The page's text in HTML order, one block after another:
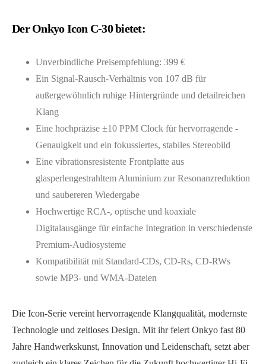
Der Onkyo Icon C-30 bietet:
Unverbindliche Preisempfehlung: 399 €
Ein Signal-Rausch-Verhältnis von 107 dB für
außergewöhnlich ruhige Hintergründe und detailreichen
Klang
Eine hochpräzise ±10 PPM Clock für hervorragende -
Genauigkeit und ein fokussiertes, stabiles Stereobild
Eine vibrationsresistente Frontplatte aus
glasperlengestrahltem Aluminium zur Resonanzreduktion
und saubereren Wiedergabe
Hochwertige RCA-, optische und koaxiale
Digitalausgänge für einfache Integration in verschiedenste
Premium-Audiosysteme
Kompatibilität mit Standard-CDs, CD-Rs, CD-RWs
sowie MP3- und WMA-Dateien
Die Icon-Serie vereint hervorragende Klangqualität, modernste
Technologie und zeitloses Design. Mit ihr feiert Onkyo fast 80
Jahre Handwerkskunst, Innovation und Leidenschaft, setzt aber